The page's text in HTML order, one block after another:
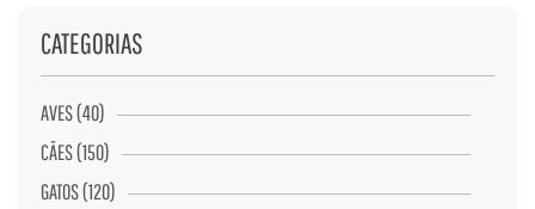
CATEGORIAS
AVES (40)
CÃES (150)
GATOS (120)